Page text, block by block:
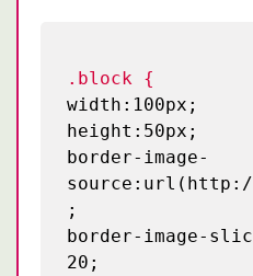
.block {
width:100px;
height:50px;
border-image-
source:url(http://
;
border-image-
20;